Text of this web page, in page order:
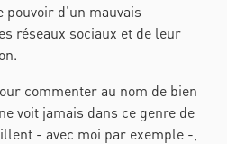
pouvoir d'un mauvais
réseaux sociaux et de leur
commenter au nom de bien
voit jamais dans ce genre de
- avec moi par exemple -,